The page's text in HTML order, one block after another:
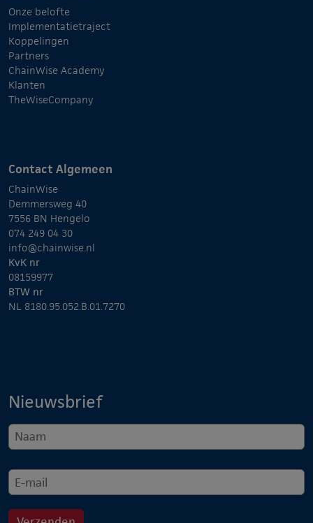
Onze belofte
Implementatietraject
Koppelingen
Partners
ChainWise Academy
Klanten
TheWiseCompany
Contact Algemeen
ChainWise
Demmersweg 40
7556 BN Hengelo
074 249 04 30
info@chainwise.nl
KvK nr
08159977
BTW nr
NL 8180.95.052.B.01.7270
Nieuwsbrief